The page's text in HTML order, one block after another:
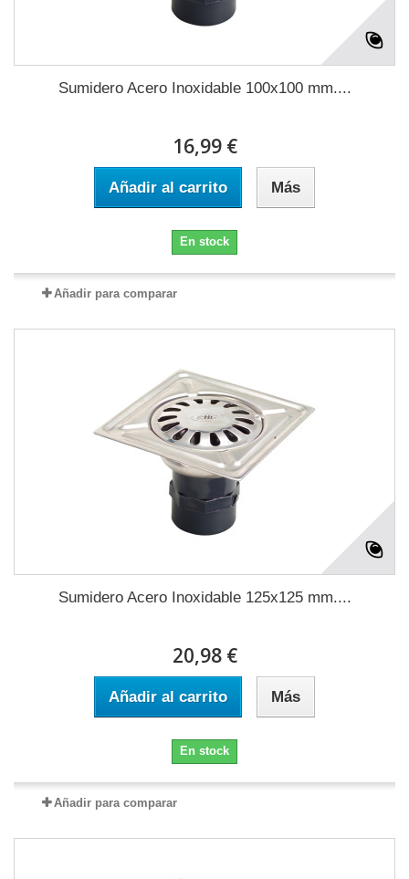
Sumidero Acero Inoxidable 100x100 mm....
16,99 €
Añadir al carrito Más
En stock
Añadir para comparar
Sumidero Acero Inoxidable 125x125 mm....
20,98 €
Añadir al carrito Más
En stock
Añadir para comparar